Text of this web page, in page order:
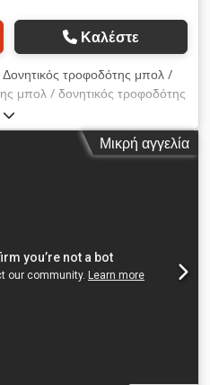
Καλέστε
Δονητικός τροφοδότης μπολ /
μπολ / δονητικός τροφοδότης
συσκευή διαλογής /
τροφοδότη για τεχνολογία
συσκευή τροφοδοσίας
Automation GmbH Τύπος
περίπου 2000 Διάμετρος
τροχιά διαλογής): 260 mm
- Μονάδα ελέγχου RNA,
ταχύτητα δόνησης - Ο
Μικρή αγγελία